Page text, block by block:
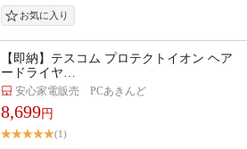
【即納】テスコム プロテクトイオン ヘア
ードライヤ…
安心家電販売 PCあきんど
8,699円
(1)